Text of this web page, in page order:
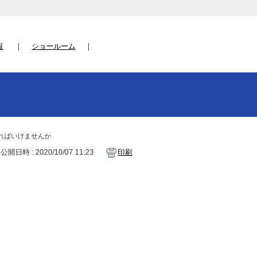
ショールーム
ばいけませんか
公開日時 : 2020/10/07 11:23 印刷